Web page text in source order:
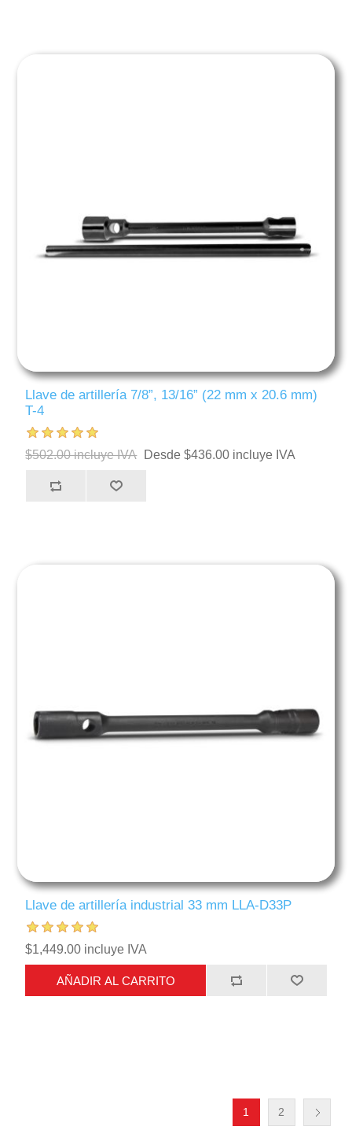
Llave de artillería 7/8”, 13/16” (22 mm x 20.6 mm)
T-4
$502.00 incluye IVA Desde $436.00 incluye IVA
Llave de artillería industrial 33 mm LLA-D33P
$1,449.00 incluye IVA
AÑADIR AL CARRITO
1 2